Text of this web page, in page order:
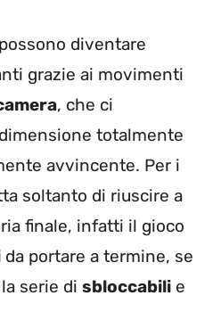
diventare
grazie ai movimenti
, che ci
totalmente
avvincente. Per i
soltanto di riuscire a
finale, infatti il gioco
da portare a termine, se
serie di sbloccabili e